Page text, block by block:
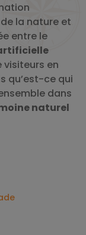
la nature et
entre le
en
qu’est-ce qui
dans
naturel